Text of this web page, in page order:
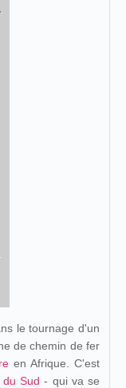
le tournage d'un
de chemin de fer
en Afrique. C'est
du Sud - qui va se